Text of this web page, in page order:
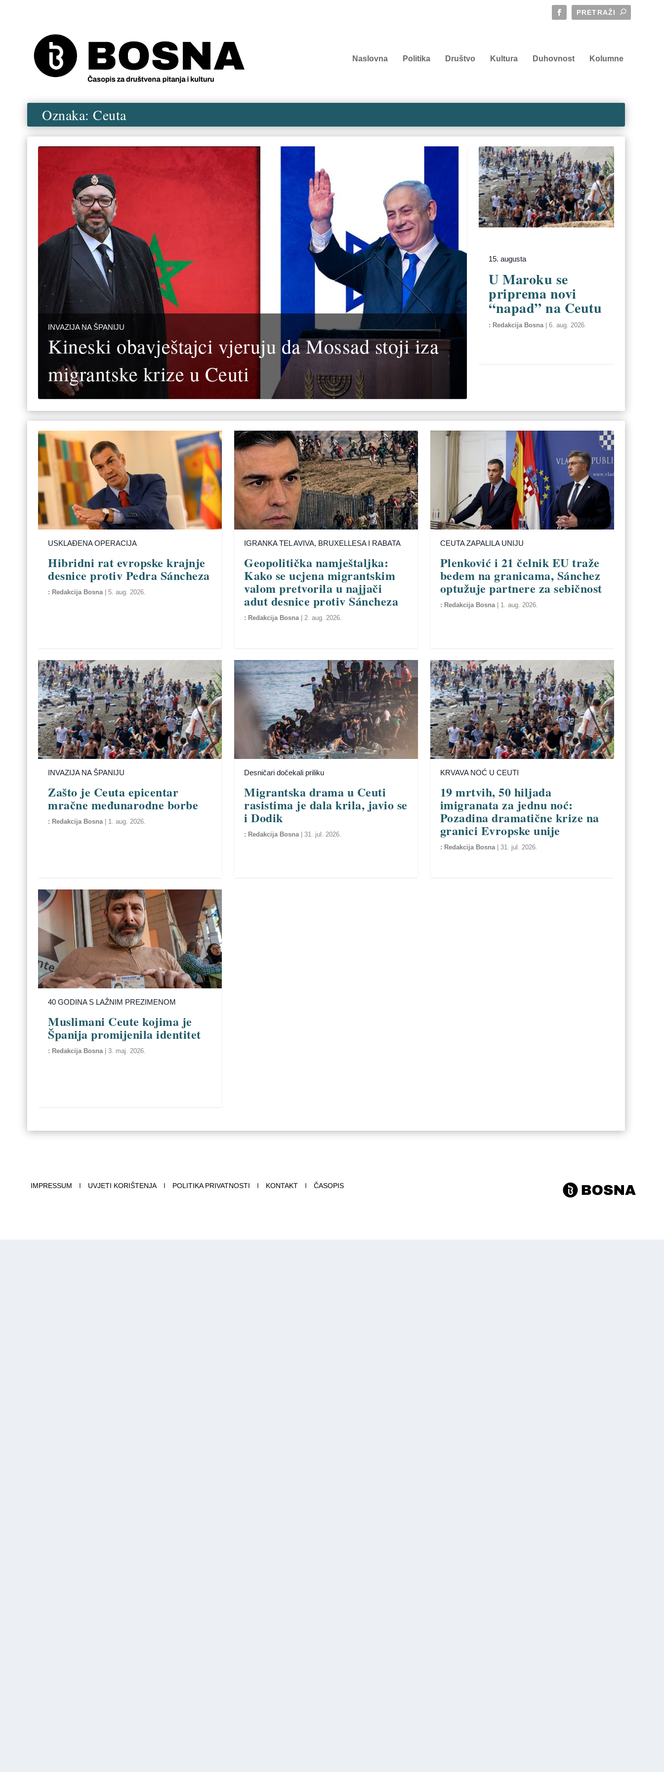
Naslovna Politika Društvo Kultura Duhovnost Kolumne
Oznaka:Ceuta
INVAZIJA NA ŠPANIJU
Kineski obavještajci vjeruju da Mossad stoji iza
migrantske krize u Ceuti
15. augusta
U Maroku se
priprema novi
“napad” na Ceutu
Redakcija Bosna |6. aug. 2026.
USKLAĐENA OPERACIJA
Hibridni rat evropske krajnje
desnice protiv Pedra Sáncheza
Redakcija Bosna |5. aug. 2026.
INVAZIJA NA ŠPANIJU
Zašto je Ceuta epicentar
mračne međunarodne borbe
Redakcija Bosna | 1. aug. 2026.
40 GODINA S LAŽNIM PREZIMENOM
Muslimani Ceute kojima je
Španija promijenila identitet
Redakcija Bosna |3. maj. 2026.
IGRANKA TEL AVIVA, BRUXELLESA I RABATA
Geopolitička namještaljka:
Kako se ucjena migrantskim
valom pretvorila u najjači
adut desnice protiv Sáncheza
Redakcija Bosna | 2. aug. 2026.
Desničari dočekali priliku
Migrantska drama u Ceuti
rasistima je dala krila, javio se
i Dodik
Redakcija Bosna |31. jul. 2026.
CEUTA ZAPALILA UNIJU
Plenković i 21 čelnik EU traže
bedem na granicama, Sánchez
optužuje partnere za sebičnost
Redakcija Bosna| 1. aug. 2026.
KRVAVA NOĆ U CEUTI
19 mrtvih, 50 hiljada
imigranata za jednu noć:
Pozadina dramatične krize na
granici Evropske unije
Redakcija Bosna| 31. jul. 2026.
IMPRESSUM I UVJETI KORIŠTENJA I POLITIKA PRIVATNOSTI I KONTAKT I ČASOPIS